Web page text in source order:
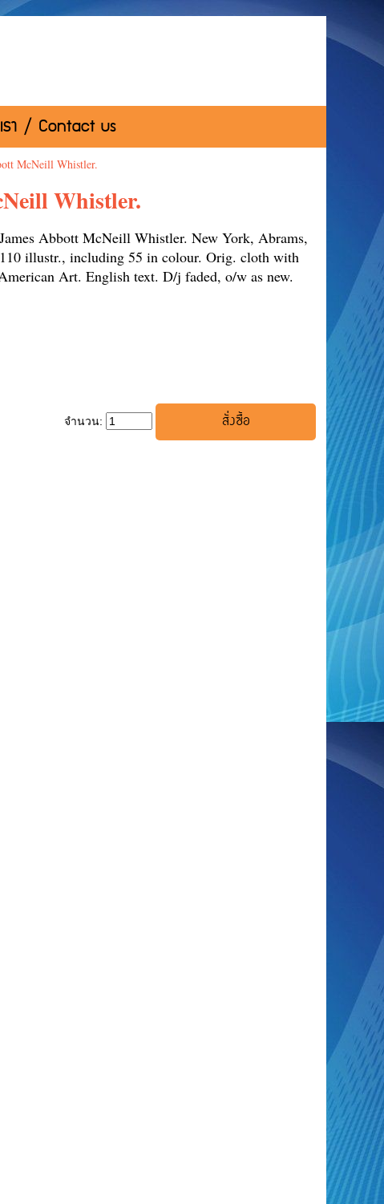
รา / Contact us
McNeill Whistler.
Whistler.
Abbott McNeill Whistler. New York, Abrams,
illustr., including 55 in colour. Orig. cloth with
Art. English text. D/j faded, o/w as new.
จำนวน: